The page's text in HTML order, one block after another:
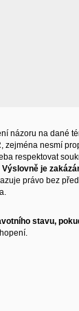
názoru na dané
zejména nesmí
respektovat
Výslovně je
právo bez
stavu,